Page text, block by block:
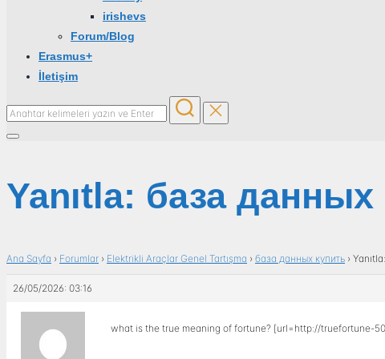
irishevs
Forum/Blog
Erasmus+
İletişim
Aranacak
içerik:
dolaşımı
aç/kapat
Yanıtla: база данных
Ana Sayfa › Forumlar › Elektrikli Araçlar Genel Tartışma › база данных купить ›
26/05/2026: 03:16
what is the true meaning of fortune? [url=http://truefortune-